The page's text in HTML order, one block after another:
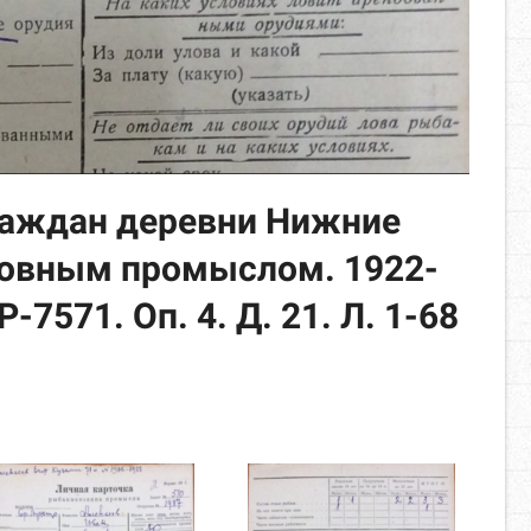
деревни Нижние
промыслом. 1922-
7571. Оп. 4. Д. 21. Л. 1-68